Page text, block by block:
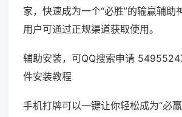
家，快速成为一个“必胜”的输赢辅助
用户可通过正规渠道获取使用。
辅助安装，可QQ搜索申请
件安装教程
手机打牌可以一键让你轻松成为“必